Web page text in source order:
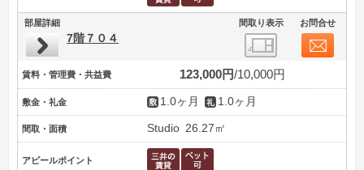
部屋詳細 間取り表示 お問合せ
7階７０４
賃料・管理費・共益費 123,000円 10,000円
敷金・礼金 1.0ヶ月 1.0ヶ月
間取・面積 Studio 26.27㎡
アピールポイント